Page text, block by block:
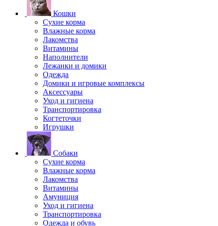
Кошки
Сухие корма
Влажные корма
Лакомства
Витамины
Наполнители
Лежанки и домики
Одежда
Домики и игровые комплексы
Аксессуары
Уход и гигиена
Транспортировка
Когтеточки
Игрушки
Собаки
Сухие корма
Влажные корма
Лакомства
Витамины
Амуниция
Уход и гигиена
Транспортировка
Одежда и обувь